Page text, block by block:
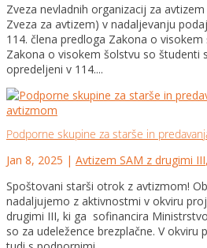
Zveza nevladnih organizacij za
Zveza za avtizem) v nadaljevanju
114. člena predloga Zakona o
Zakona o visokem šolstvu so študenti
opredeljeni v 114....
Podporne skupine za starše in
Jan 8, 2025 | Avtizem SAM z drugimi III,
Spoštovani starši otrok z avtizmom!
nadaljujemo z aktivnostmi v okviru
drugimi III, ki ga sofinancira
so za udeležence brezplačne. V